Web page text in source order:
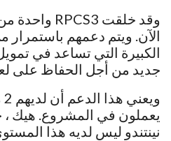
الكبيرة التي تساعد في
جديد من أجل الحفاظ على
يعملون في المشروع. هيك
نينتندو ليس لديه هذا